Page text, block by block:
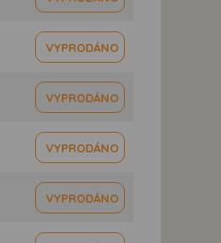
VYPRODÁNO
VYPRODÁNO
VYPRODÁNO
VYPRODÁNO